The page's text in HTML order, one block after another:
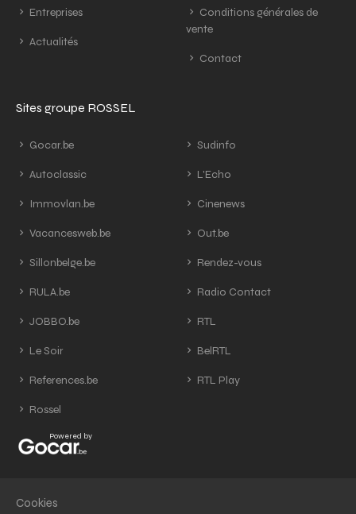
Entreprises
Actualités
Conditions générales de
vente
Contact
Sites groupe ROSSEL
Gocar.be
Autoclassic
Immovlan.be
Vacancesweb.be
Sillonbelge.be
RULA.be
JOBBO.be
Le Soir
References.be
Rossel
Sudinfo
L'Echo
Cinenews
Out.be
Rendez-vous
Radio Contact
RTL
BelRTL
RTL Play
Powered by
Cookies